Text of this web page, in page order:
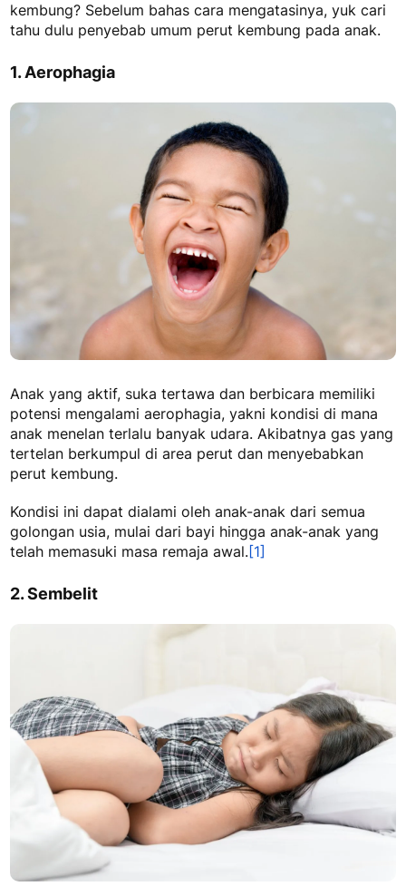
kembung? Sebelum bahas cara mengatasinya, yuk cari
tahu dulu penyebab umum perut kembung pada anak.
1. Aerophagia
Anak yang aktif, suka tertawa dan berbicara memiliki
potensi mengalami aerophagia, yakni kondisi di mana
anak menelan terlalu banyak udara. Akibatnya gas yang
tertelan berkumpul di area perut dan menyebabkan
perut kembung.
Kondisi ini dapat dialami oleh anak-anak dari semua
golongan usia, mulai dari bayi hingga anak-anak yang
telah memasuki masa remaja awal.[1]
2. Sembelit